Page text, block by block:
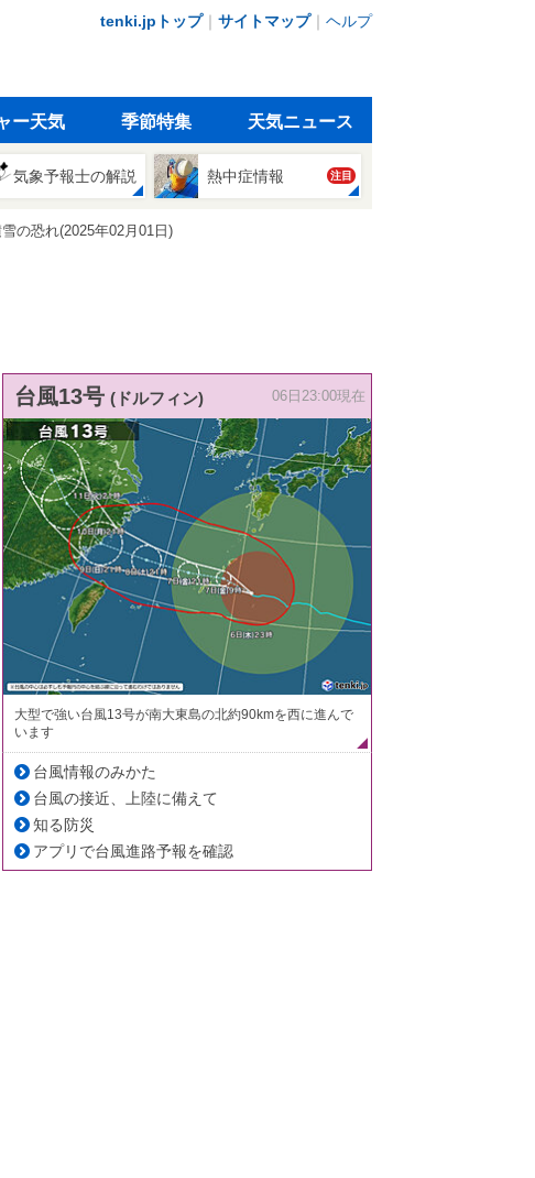
tenki.jpトップ｜ サイトマップ｜ ヘルプ
ー天気 季節特集 天気ニュース
気象予報士の解説 熱中症情報 注目
の恐れ(2025年02月01日)
台風13号 (ドルフィン) 06日23:00現在
大型で強い台風13号が南大東島の北約90kmを西に進んで
います
台風情報のみかた
台風の接近、上陸に備えて
知る防災
アプリで台風進路予報を確認